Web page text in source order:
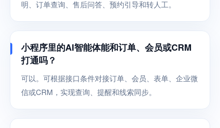
明、订单查询、售后问答、预约引导和转人工。
小程序里的AI智能体能和订单、会员或CRM
打通吗？
可以。可根据接口条件对接订单、会员、表单、企业微
信或CRM，实现查询、提醒和线索同步。